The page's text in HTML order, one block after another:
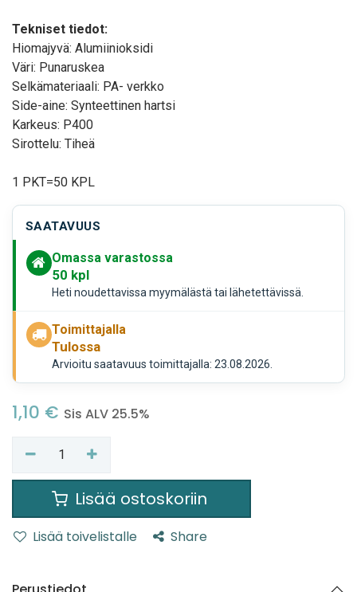
Tekniset tiedot:
Hiomajyvä: Alumiinioksidi
Väri: Punaruskea
Selkämateriaali: PA- verkko
Side-aine: Synteettinen hartsi
Karkeus: P400
Sirottelu: Tiheä
1 PKT=50 KPL
SAATAVUUS
Omassa varastossa
50 kpl
Heti noudettavissa myymälästä tai lähetettävissä.
Toimittajalla
Tulossa
Arvioitu saatavuus toimittajalla: 23.08.2026.
1,10 € Sis ALV 25.5%
Lisää ostoskoriin
Lisää toivelistalle Share